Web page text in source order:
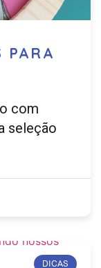
PARA
com
seleção
DICAS